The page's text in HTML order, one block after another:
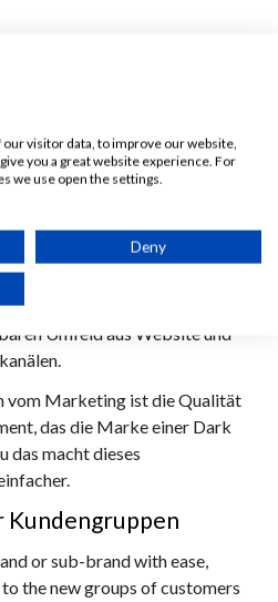
es keine Offline-
gibt, wird die Marke
wird jede Art der
einfacher. Ob es darum geht,
(z. B. eine vegane Linie)
– alles geschieht in einem
Umfeld aus Website und
vom Marketing ist die Qualität
das die Marke einer Dark
das macht dieses
Kundengruppen
or sub-brand with ease,
the new groups of customers
visitor data, to improve our website,
you a great website experience. For
we use open the settings.
Deny